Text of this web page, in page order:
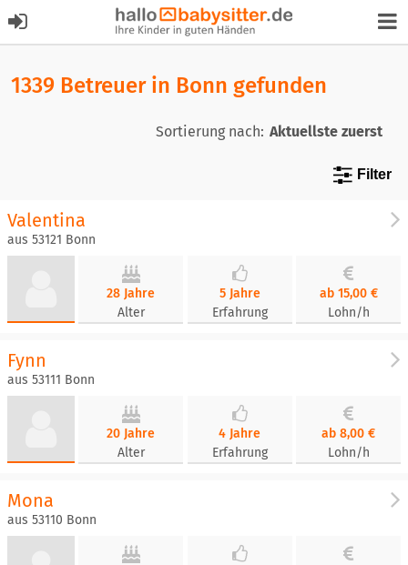
1339 Betreuer in Bonn gefunden
Sortierung nach:
Filter
Valentina
aus 53121 Bonn
28 Jahre
Alter
5 Jahre
Erfahrung
ab 15,00 €
Lohn/h
Fynn
aus 53111 Bonn
20 Jahre
Alter
4 Jahre
Erfahrung
ab 8,00 €
Lohn/h
Mona
aus 53110 Bonn